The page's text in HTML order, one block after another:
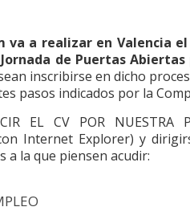
a realizar en Valencia el
Jornada de Puertas
inscribirse en dicho
pasos indicados por la
EL CV POR
Internet Explorer) y
a la que piensen acudir: